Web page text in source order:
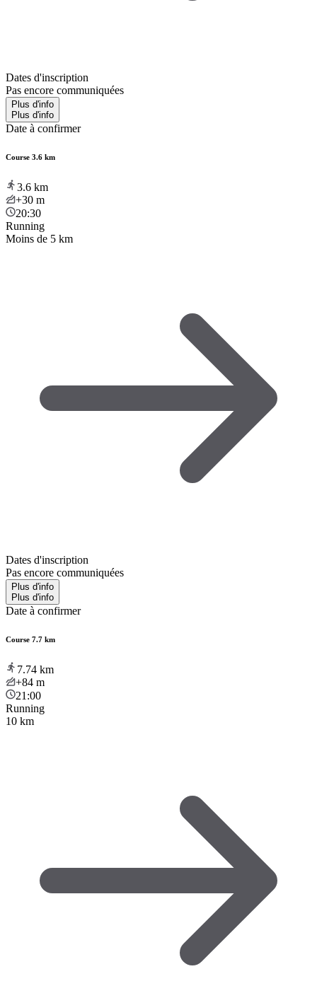
Dates d'inscription
Pas encore communiquées
Plus d'info
Plus d'info
Date à confirmer
Course 3.6 km
3.6 km
+30 m
20:30
Running
Moins de 5 km
Dates d'inscription
Pas encore communiquées
Plus d'info
Plus d'info
Date à confirmer
Course 7.7 km
7.74 km
+84 m
21:00
Running
10 km